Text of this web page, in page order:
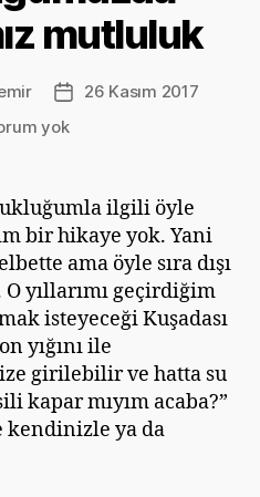
mutluluk
Yazı
tarihi
26 Kasım 2017
yokÇocukluğumuzda
ilgili öyle
bir hikaye yok. Yani
ama öyle sıra dışı
yıllarımı geçirdiğim
isteyeceği Kuşadası
yığını ile
girilebilir ve hatta su
kapar mıyım acaba?”
kendinizle ya da